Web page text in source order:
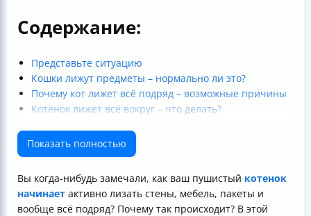
Содержание:
Представьте ситуацию
Кошки лижут предметы – нормально ли это?
Почему кот лижет всё подряд – возможные причины
Котёнок лижет всё вокруг – что делать?
Стресс у кота – часто забываемая причина
Коротко и полезно: советы по питанию
Полезные ссылки
Показать полностью
Вы когда-нибудь замечали, как ваш пушистый котенок
начинает активно лизать стены, мебель, пакеты и
вообще всё подряд? Почему так происходит? В этой